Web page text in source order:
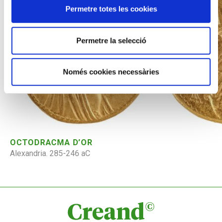
Permetre totes les cookies
Permetre la selecció
Només cookies necessàries
OCTODRACMA D’OR
Alexandria. 285-246 aC